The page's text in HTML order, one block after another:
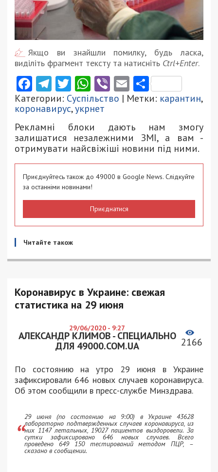
Якщо ви знайшли помилку, будь ласка,
виділіть фрагмент тексту та натисніть Ctrl+Enter.
Facebook
Telegram
Twitter
WhatsApp
ViberEmail
Категории: Суспільство | Метки: карантин,
коронавирус,укрнет
Рекламні блоки дають нам змогу
залишатися незалежними ЗМІ, а вам -
отримувати найсвіжіші новини під ними.
Приєднуйтесь також до 49000 в Google News. Слідкуйте
за останніми новинами!
Приєднатися
Читайте також
Коронавирус в Украине: свежая
статистика на 29 июня
29/06/2020 - 9:27
АЛЕКСАНДР КЛИМОВ - СПЕЦИАЛЬНО
ДЛЯ 49000.COM.UA
2166
По состоянию на утро 29 июня в Украине
зафиксировали 646 новых случаев коронавируса.
Об этом сообщили в пресс-службе Минздрава.
29 июня (по состоянию на 9:00) в Украине 43628
лабораторно подтвержденных случаев коронавируса, из
них 1147 летальных, 19027 пациентов выздоровели. За
сутки зафиксировано 646 новых случаев. Всего
проведено 649 150 тестирований методом ПЦР, –
сказано в сообщении.